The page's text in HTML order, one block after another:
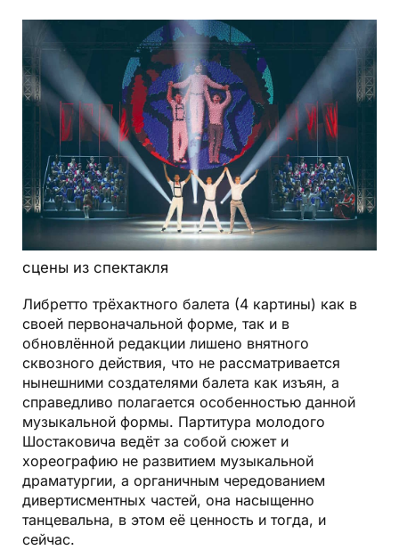
сцены из спектакля
Либретто трёхактного балета (4 картины) как в
своей первоначальной форме, так и в
обновлённой редакции лишено внятного
сквозного действия, что не рассматривается
нынешними создателями балета как изъян, а
справедливо полагается особенностью данной
музыкальной формы. Партитура молодого
Шостаковича ведёт за собой сюжет и
хореографию не развитием музыкальной
драматургии, а органичным чередованием
дивертисментных частей, она насыщенно
танцевальна, в этом её ценность и тогда, и
сейчас.